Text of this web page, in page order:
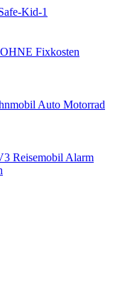
Kid-1
Fixkosten
Auto Motorrad
Reisemobil Alarm